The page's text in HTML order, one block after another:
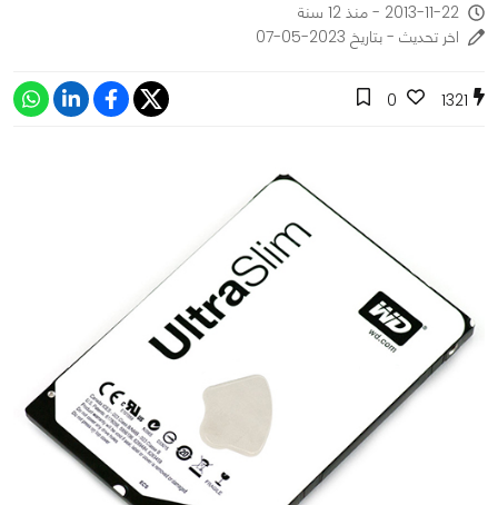
2013-11-22 - منذ 12 سنة
اخر تحديث - بتاريخ 2023-05-07
1321
0